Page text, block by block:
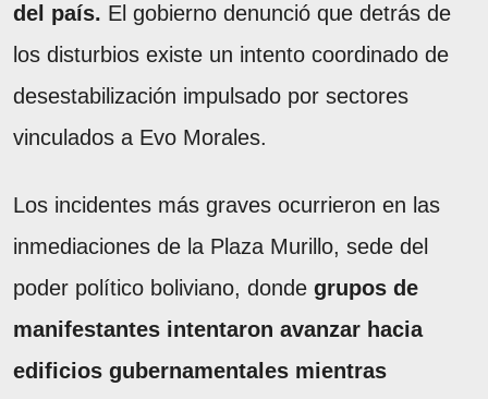
del país. El gobierno denunció que detrás de
los disturbios existe un intento coordinado de
desestabilización impulsado por sectores
vinculados a Evo Morales.
Los incidentes más graves ocurrieron en las
inmediaciones de la Plaza Murillo, sede del
poder político boliviano, donde grupos de
manifestantes intentaron avanzar hacia
edificios gubernamentales mientras